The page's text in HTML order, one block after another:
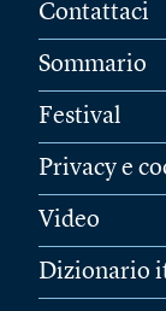
Contattaci
Sommario
Festival
Privacy e
Video
Dizionario